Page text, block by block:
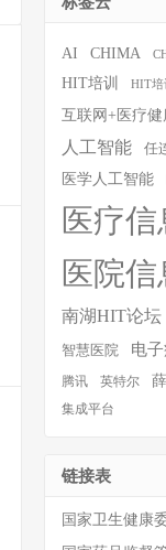
AI CHIMA
HIT培训 HIT培
互联网+医疗健
人工智能 任
医学人工智能
医疗
医院
南湖HIT论坛
智慧医院 电
腾讯
英特尔
集成平台
链接表
国家卫生健康